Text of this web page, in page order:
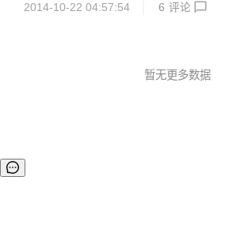
工具——Ghost。 昨日Ghost团队正式发
微博微信、第三方统计等功能。 相关链
2014-10-22 04:57:54 6 评论
暂无更多数据